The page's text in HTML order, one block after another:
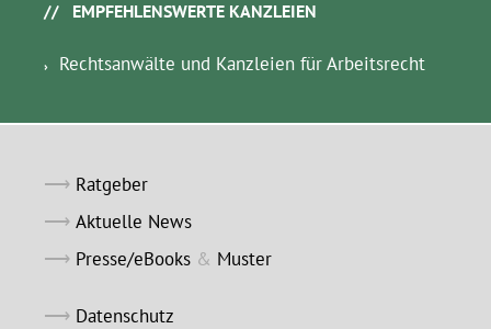
EMPFEHLENSWERTE KANZLEIEN
Rechtsanwälte und Kanzleien für Arbeitsrecht
Ratgeber
Aktuelle News
Presse/eBooks & Muster
Datenschutz